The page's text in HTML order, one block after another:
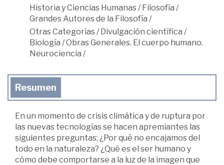
Historia y Ciencias Humanas /Filosofía /
Grandes Autores de la Filosofía /
Otras Categorías /Divulgación científica /
Biología /Obras Generales. El cuerpo humano.
Neurociencia /
Resumen
En un momento de crisis climática y de ruptura por
las nuevas tecnologías se hacen apremiantes las
siguientes preguntas: ¿Por qué no encajamos del
todo en la naturaleza? ¿Qué es el ser humano y
cómo debe comportarse a la luz de la imagen que